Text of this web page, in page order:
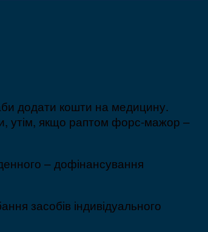
додати кошти на медицину.
утім, якщо раптом форс-мажор –
– дофінансування
засобів індивідуального